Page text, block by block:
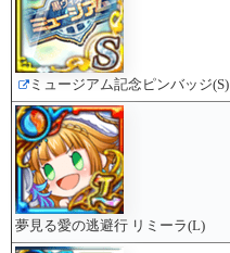
ミュージアム記念ピンバッジ(S)
夢見る愛の逃避行 リミーラ(L)